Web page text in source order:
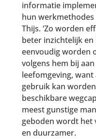
informatie
hun werkmethodes
Thijs. ‘Zo worden
beter inzichtelijk
eenvoudig worden
volgens hem bij
leefomgeving,
gebruik kan
beschikbare
meest gunstige
geboden wordt het
en duurzamer.